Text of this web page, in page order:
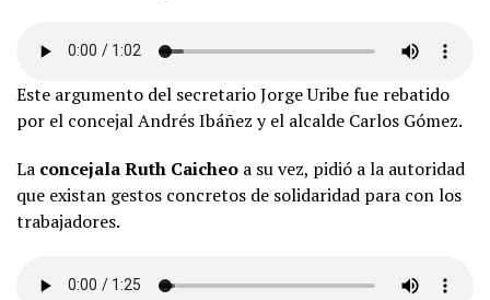
Este argumento del secretario Jorge Uribe fue rebatido
por el concejal Andrés Ibáñez y el alcalde Carlos Gómez.
La concejala Ruth Caicheo a su vez, pidió a la autoridad
que existan gestos concretos de solidaridad para con los
trabajadores.